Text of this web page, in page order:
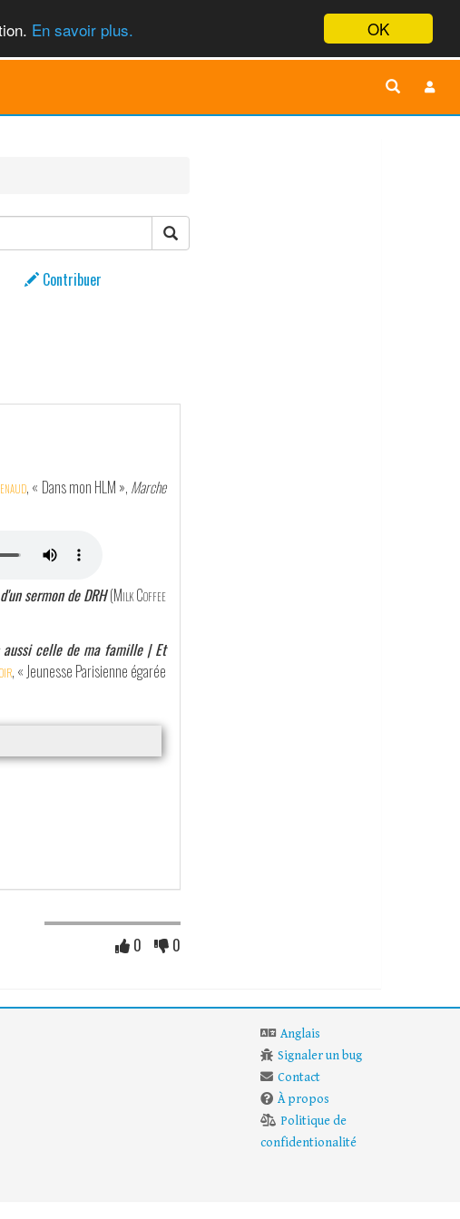
OK
En savoir plus.
Contribuer
, « Dans mon HLM », Marche
sermon de DRH(Milk Coffee
celle de ma famille | Et
, « Jeunesse Parisienne égarée
0 0
Anglais
Signaler un bug
Contact
À propos
Politique de
confidentionalité